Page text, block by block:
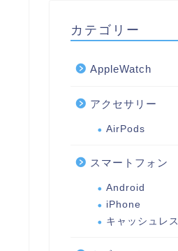
カテゴリー
AppleWatch
アクセサリー
AirPods
スマートフォン
Android
iPhone
キャッシュレス